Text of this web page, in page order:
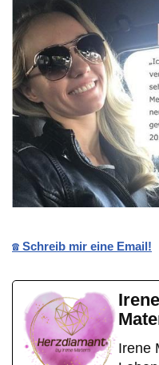
☎️ Schreib mir eine Email!
Irene
Irene